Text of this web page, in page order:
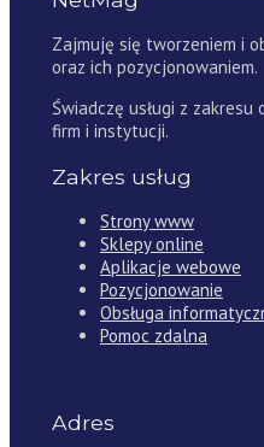
Zajmuję się tworzeniem i
oraz ich pozycjonowaniem.
Świadczę usługi z
firm i instytucji.
Zakres usług
Strony www
Sklepy online
Aplikacje webowe
Pozycjonowanie
Obsługa
Pomoc zdalna
Adres